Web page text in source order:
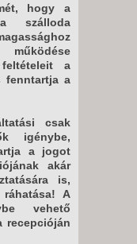
hogy a
szálloda
a
fenntartja a
csak
igénybe,
a jogot
akár
is,
A
vehető
recepcióján